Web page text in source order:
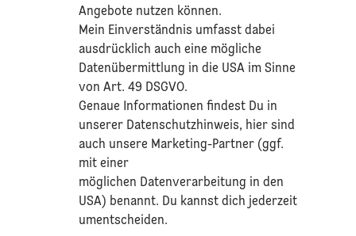
Angebote nutzen können.
Mein Einverständnis umfasst dabei
ausdrücklich auch eine mögliche
Datenübermittlung in die USA im Sinne
von Art. 49 DSGVO.​
​Genaue Informationen findest Du in
unserer Datenschutzhinweis, hier sind
auch unsere Marketing-Partner (ggf.
mit einer
möglichen Datenverarbeitung in den
USA) benannt. Du kannst dich jederzeit
umentscheiden.